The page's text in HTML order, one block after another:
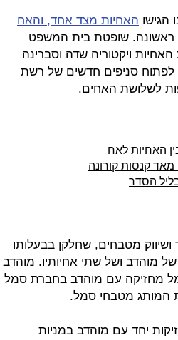
האחיות מצד אחד, והאח
ראשונה. שופטת בית המשפט
ויקטוריה שדה וסברינה
לפתוח סניפים חדשים של רשת
לשלושת האחים.
האחיות לאח
קנסות קורונה
הסדר
מטבחים, שחלקן בבעלותו
מוהדב ושל שתי אחיותיו. מוהדב
מחזיקה עם מוהדב בחברת סמל
המותג מטבחי סמל.
יחד עם מוהדב במניות